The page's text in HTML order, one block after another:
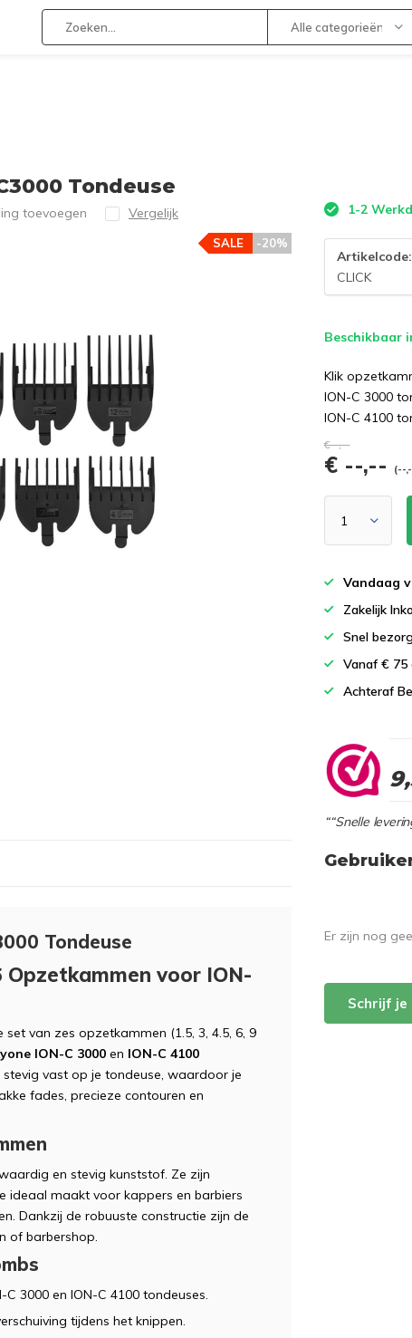
Alle categorieën
Tondeuse
toevoegen Vergelijk
-20%
SALE
1-2
Artikelcode:
CLICK
Beschikbaar
Klik
ION-C 3000
ION-C 4100
€--,--
€ --,-- (--
Vandaag
Zakelijk
Snel
Vanaf €
Achteraf
““Snelle
Tondeuse
Opzetkammen voor ION-
set van zes opzetkammen (1.5, 3, 4.5, 6, 9
ION-C 3000 en ION-C 4100
vast op je tondeuse, waardoor je
fades, precieze contouren en
en stevig kunststof. Ze zijn
ideaal maakt voor kappers en barbiers
Dankzij de robuuste constructie zijn de
of barbershop.
3000 en ION-C 4100 tondeuses.
tijdens het knippen.
Er zijn nog
Schrijf